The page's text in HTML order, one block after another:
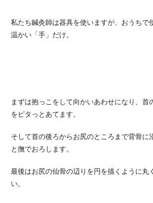
私たち鍼灸師は器具を使いますが、おうちで
温かい「手」だけ。
まずは抱っこをして向かいあわせになり、首
をピタっとあてます。
そして首の後ろからお尻のところまで背骨に
と撫でおろします。
最後はお尻の仙骨の辺りを円を描くように丸
い。